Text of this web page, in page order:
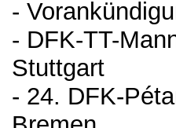
-
- DFK-TT-
Stuttgart
- 24. DFK-